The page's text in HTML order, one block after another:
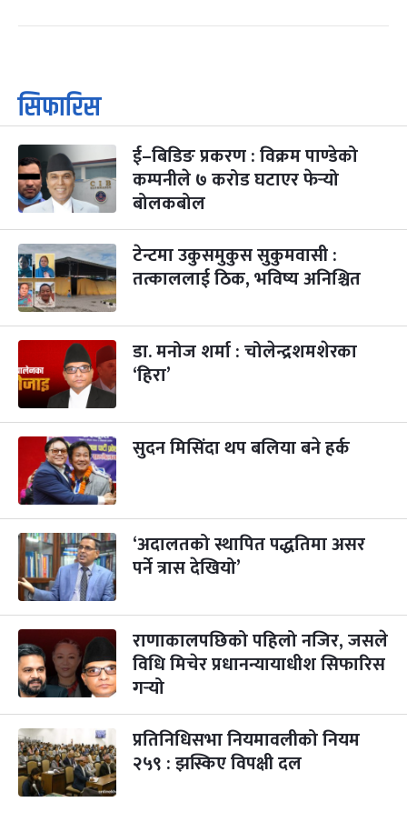
सिफारिस
ई–बिडिङ प्रकरण : विक्रम पाण्डेको
कम्पनीले ७ करोड घटाएर फेर्‍यो
बोलकबोल
टेन्टमा उकुसमुकुस सुकुमवासी :
तत्काललाई ठिक, भविष्य अनिश्चित
डा. मनोज शर्मा : चोलेन्द्रशमशेरका
‘हिरा’
सुदन मिसिंदा थप बलिया बने हर्क
‘अदालतको स्थापित पद्धतिमा असर
पर्ने त्रास देखियो’
राणाकालपछिको पहिलो नजिर, जसले
विधि मिचेर प्रधानन्यायाधीश सिफारिस
गर्‍यो
प्रतिनिधिसभा नियमावलीको नियम
२५९ : झस्किए विपक्षी दल